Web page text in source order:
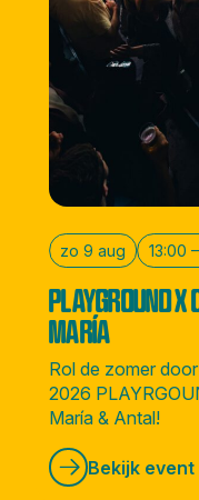
zo 9 aug 13:00
PLAYGROUND X
MARÍA
Rol de zomer
2026
María & Antal!
Bekijk event